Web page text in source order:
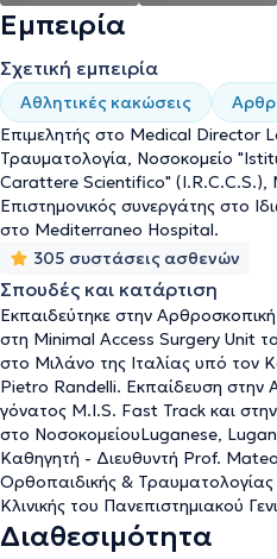
εκπαιδεύτηκε στο
Leonardo Vecchiet. Στο διαδίκτυο
χειρουργεία του ιδίου.
Κέντρο Αθηνών", το Νοσοκομείο
Hospital και είναι επιστημονικός
ιατρείο στο Χαλάνδρι και στη
Εμπειρία
Σχετική εμπειρία
Αθλητικές κακώσεις
Επιμελητής στο Medical Director
Τραυματολογία, Νοσοκομείο
Carattere Scientifico" (I.R.C.C.S.),
Επιστημονικός συνεργάτης στο
στο Mediterraneo Hospital.
305 συστάσεις ασθενών
Σπουδές και κατάρτιση
Εκπαιδεύτηκε στην
στη Minimal Access Surgery Unit
στο Μιλάνο της Ιταλίας υπό τον
Pietro Randelli. Εκπαίδευση στην
γόνατος M.I.S. Fast Track και
στο ΝοσοκομείουLuganese,
Καθηγητή - Διευθυντή Prof.
Ορθοπαιδικής &
Κλινικής του Πανεπιστημιακού
Διαθεσιμότητα